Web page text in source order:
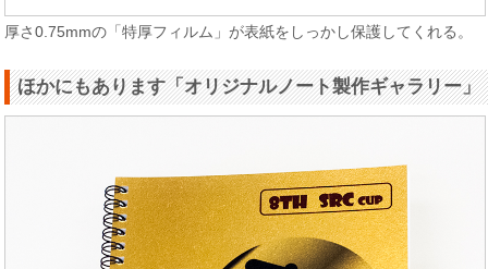
厚さ0.75mmの「特厚フィルム」が表紙をしっかし保護してくれる。
ほかにもあります「オリジナルノート製作ギャラリー」